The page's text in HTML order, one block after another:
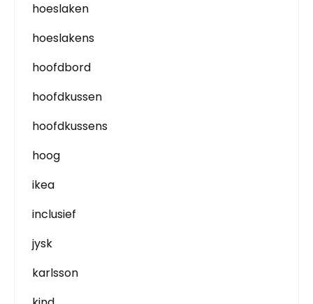
hoeslaken
hoeslakens
hoofdbord
hoofdkussen
hoofdkussens
hoog
ikea
inclusief
jysk
karlsson